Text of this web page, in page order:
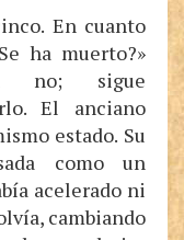
En cuanto
ha muerto?»
no; sigue
El anciano
estado. Su
como un
acelerado ni
cambiando